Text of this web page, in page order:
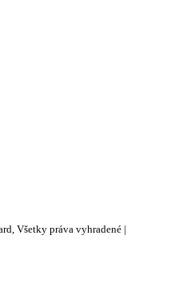
Všetky práva vyhradené |